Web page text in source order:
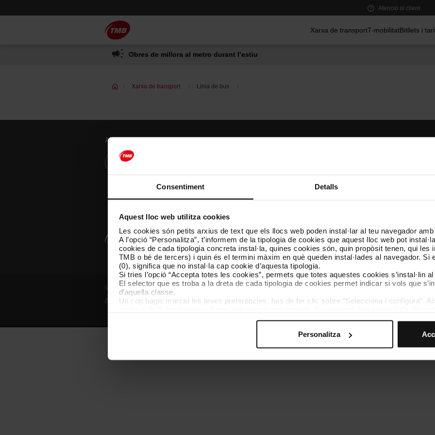
Consentiment Detalls
Aquest lloc web utilitza cookies
Les cookies són petits arxius de text que els llocs web poden instal·lar al teu navegador
A l’opció “Personalitza”, t’informem de la tipologia de cookies que aquest lloc web pot
cookies de cada tipologia concreta instal·la, quines cookies són, quin propòsit tenen, qui les
TMB o bé de tercers) i quin és el termini màxim en què queden instal·lades al navegador. Si
(0), significa que no instal·la cap cookie d’aquesta tipologia.
Si tries l’opció “Accepta totes les cookies”, permets que totes aquestes cookies s’instal·lin
El selector que es troba a la dreta de cada tipologia de cookies permet indicar si vols que
d’aquella classe.
Un cop hagis marcat les teves preferències, has de fer clic sobre “Selecciona i configura”.
perquè permeten recordar les teves opcions de navegació (com ara l’idioma) i milloren la
començar a navegar-hi. Només pots consultar la nostraPolítica de cookies
Personalitza
al
contingut
Atenció al client
Xarxa de transportT-mobilitatBitllets i
Obres de millora al metro durant l’estiu
Xarxa de transport Línia de bus
Atenció al client
Resol els teus dubtes
Segueix-nos
TMB
Coneix-nos Contacta
© Grup TMB - Tots els drets reservats
Avís legal
Política de privadesa Política de cookies Gestor de cookies Accessibilitat Mapa web